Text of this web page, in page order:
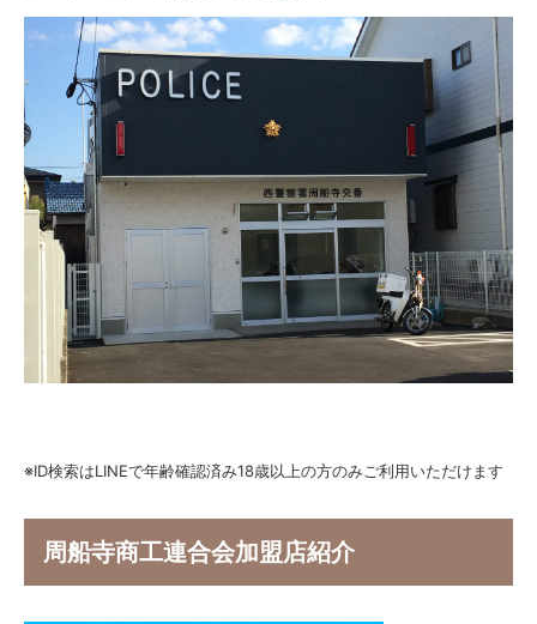
※ID検索はLINEで年齢確認済み18歳以上の方のみご利用いただけます
周船寺商工連合会加盟店紹介